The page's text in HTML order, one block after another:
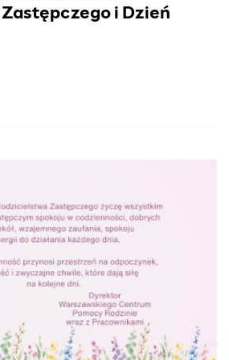
i Dzień